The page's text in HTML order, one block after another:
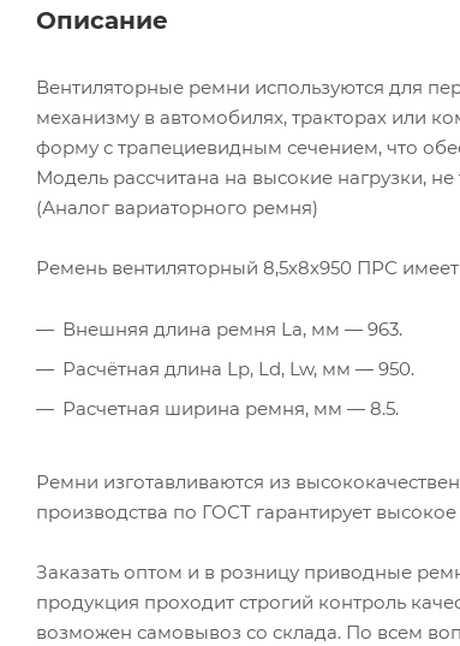
Описание
Вентиляторные ремни используются для
механизму в автомобилях, тракторах или
форму с трапециевидным сечением, что
Модель рассчитана на высокие нагрузки,
(Аналог вариаторного ремня)
Ремень вентиляторный 8,5х8х950 ПРС
Внешняя длина ремня La, мм — 963.
Расчётная длина Lp, Ld, Lw, мм — 950.
Расчетная ширина ремня, мм — 8.5.
Ремни изготавливаются из
производства по ГОСТ гарантирует
Заказать оптом и в розницу приводные
продукция проходит строгий контроль
возможен самовывоз со склада. По всем